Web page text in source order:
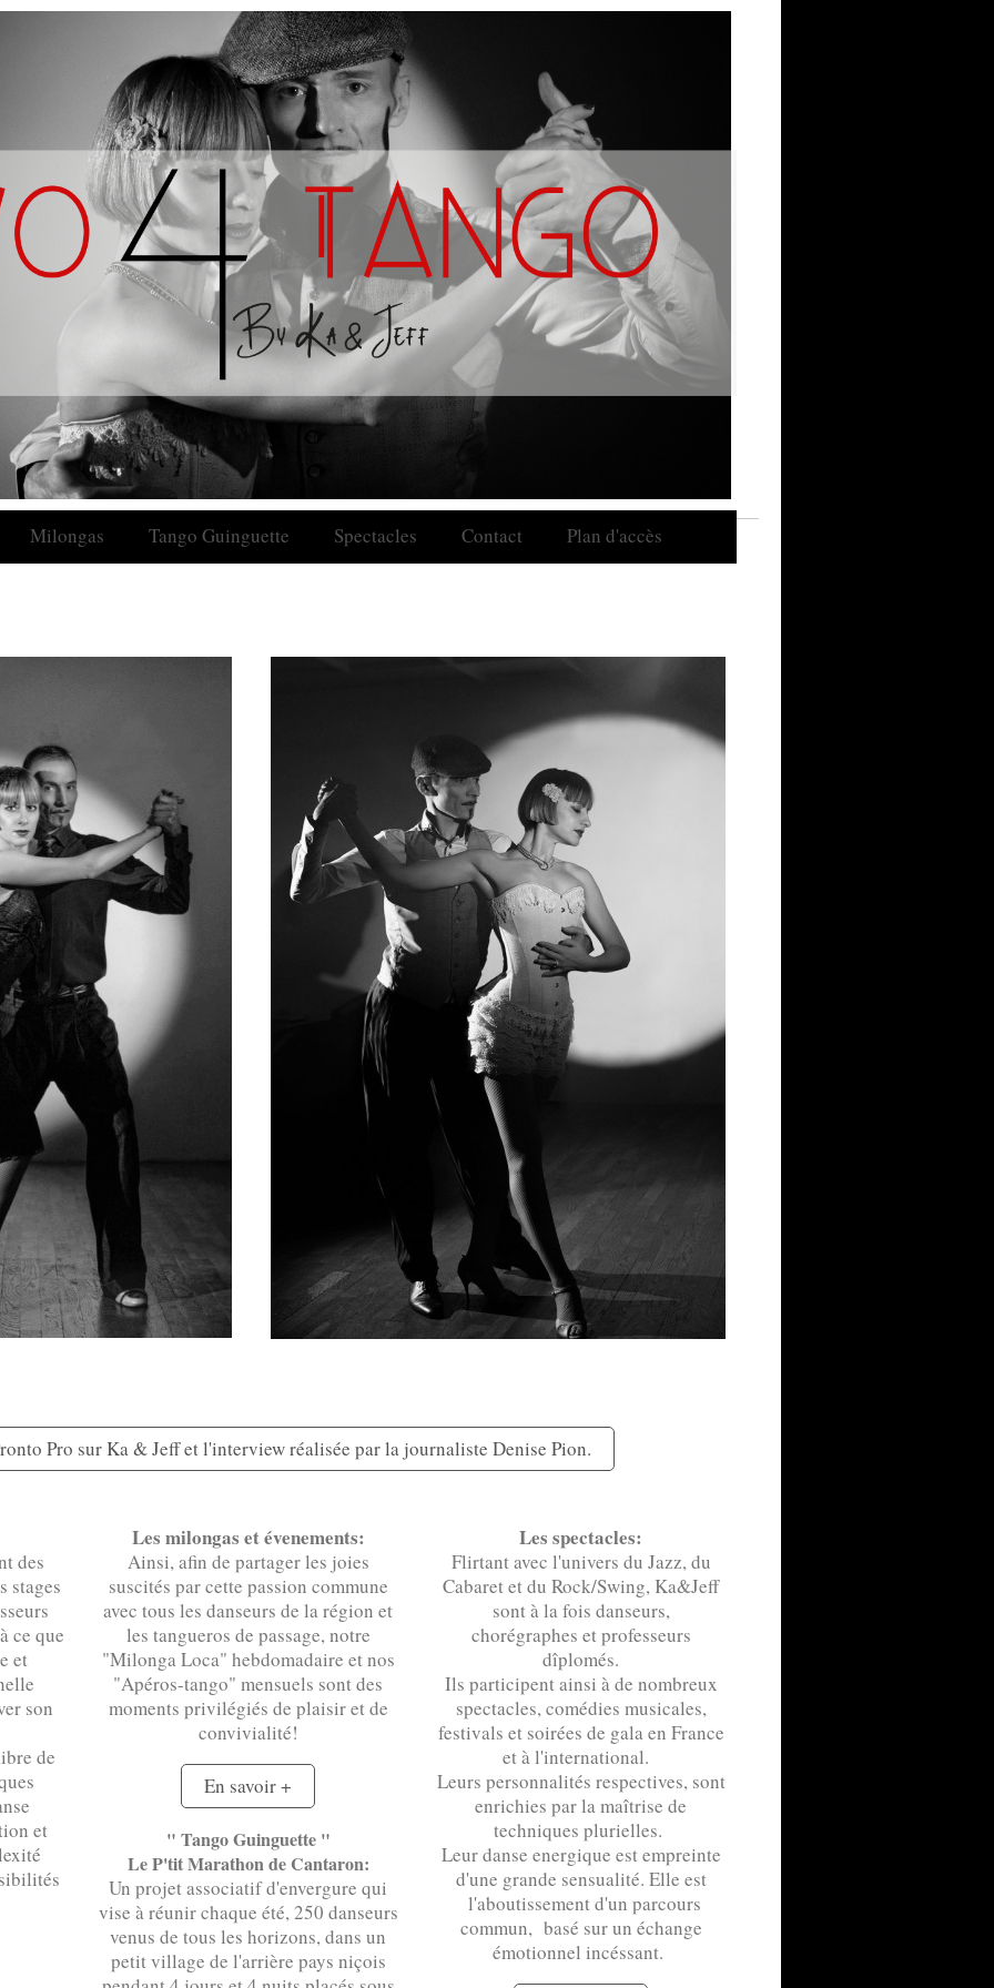
Milongas Tango Guinguette Spectacles Contact Plan d'accès
Pro sur Ka & Jeff et l'interview réalisée par la journaliste Denise Pion.
des
stages
ce que
et
son
de
et
Les milongas et évenements:
Ainsi, afin de partager les joies
suscités par cette passion commune
avec tous les danseurs de la région et
les tangueros de passage, notre
"Milonga Loca" hebdomadaire et nos
"Apéros-tango" mensuels sont des
moments privilégiés de plaisir et de
convivialité!
En savoir +
" Tango Guinguette "
Le P'tit Marathon de Cantaron:
Un projet associatif d'envergure qui
vise à réunir chaque été, 250 danseurs
venus de tous les horizons, dans un
petit village de l'arrière pays niçois
Les spectacles:
Flirtant avec l'univers du Jazz, du
Cabaret et du Rock/Swing, Ka&Jeff
sont à la fois danseurs,
chorégraphes et professeurs
dîplomés.
Ils participent ainsi à de nombreux
spectacles, comédies musicales,
festivals et soirées de gala en France
et à l'international.
Leurs personnalités respectives, sont
enrichies par la maîtrise de
techniques plurielles.
Leur danse energique est empreinte
d'une grande sensualité. Elle est
l'aboutissement d'un parcours
commun, basé sur un échange
émotionnel incéssant.